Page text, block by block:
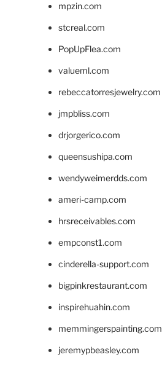
mpzin.com
stcreal.com
PopUpFlea.com
valueml.com
rebeccatorresjewelry.com
jmpbliss.com
drjorgerico.com
queensushipa.com
wendyweimerdds.com
ameri-camp.com
hrsreceivables.com
empconst1.com
cinderella-support.com
bigpinkrestaurant.com
inspirehuahin.com
memmingerspainting.com
jeremypbeasley.com